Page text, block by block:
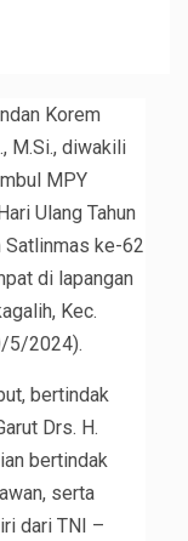
Korem
M.Si., diwakili
MPY
Ulang Tahun
Satlinmas ke-62
di lapangan
Kec.
5/2024).
bertindak
Drs. H.
bertindak
serta
dari TNI –